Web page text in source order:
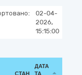
02-04-
2026,
15:15:00
ДАТА